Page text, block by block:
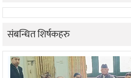
संबन्धित शिर्षकहरु